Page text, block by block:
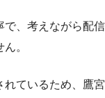
で、考えながら配信
。
れているため、鷹宮